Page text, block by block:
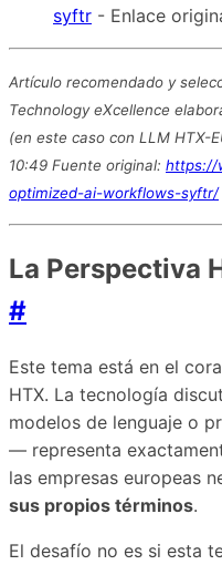
syftr - Enlace
Artículo recomendado y
Technology eXcellence
(en este caso con LLM HTX-
10:49 Fuente original: https://
optimized-ai-workflows-syftr/
La Perspectiva
#
Este tema está en el
HTX. La tecnología
modelos de lenguaje o
— representa
las empresas europeas
sus propios términos.
El desafío no es si esta